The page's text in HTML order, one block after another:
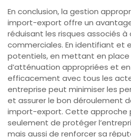
En conclusion, la gestion
import-export offre un
réduisant les risques associés
commerciales. En identifiant et
potentiels, en mettant en place
d’atténuation appropriées et
efficacement avec tous les
entreprise peut minimiser les
et assurer le bon déroulement
import-export. Cette approche
seulement de protéger
mais aussi de renforcer sa